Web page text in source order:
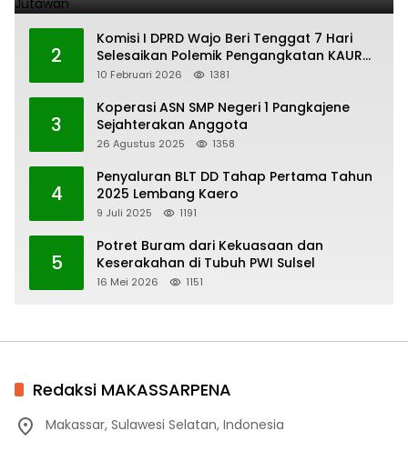
2
Komisi I DPRD Wajo Beri Tenggat 7 Hari
Selesaikan Polemik Pengangkatan KAUR
Keuangan Desa Bau-Bau
10 Februari 2026 1381
3
Koperasi ASN SMP Negeri 1 Pangkajene
Sejahterakan Anggota
26 Agustus 2025 1358
4
Penyaluran BLT DD Tahap Pertama Tahun
2025 Lembang Kaero
9 Juli 2025 1191
5
Potret Buram dari Kekuasaan dan
Keserakahan di Tubuh PWI Sulsel
16 Mei 2026 1151
Redaksi MAKASSARPENA
Makassar, Sulawesi Selatan, Indonesia